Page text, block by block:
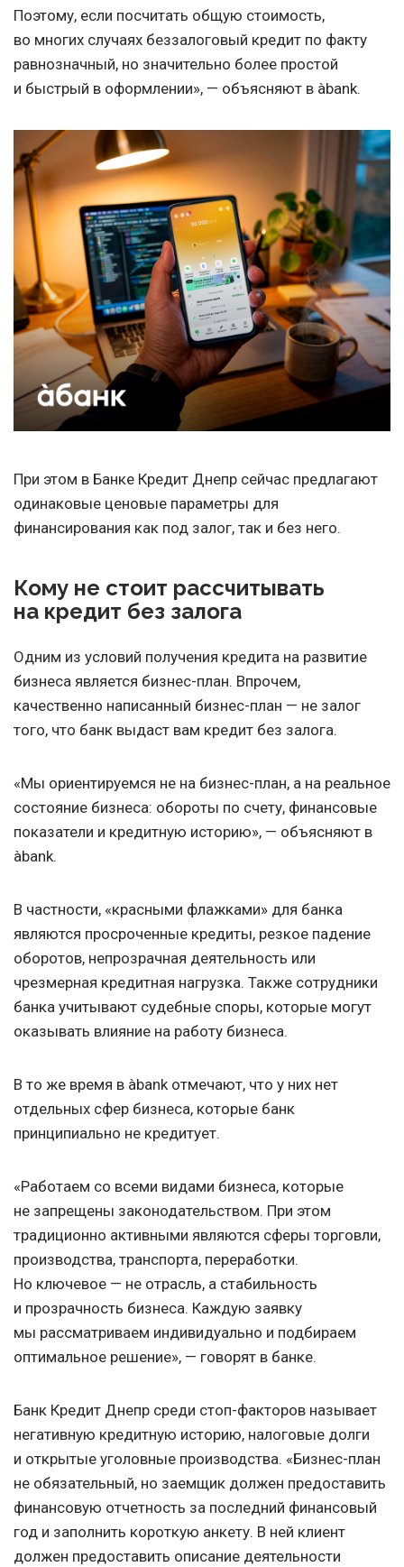
Поэтому, если посчитать общую стоимость,
во многих случаях беззалоговый кредит по факту
равнозначный, но значительно более простой
и быстрый в оформлении», — объясняют в àbank.
При этом в Банке Кредит Днепр сейчас предлагают
одинаковые ценовые параметры для
финансирования как под залог, так и без него.
Кому не стоит рассчитывать
на кредит без залога
Одним из условий получения кредита на развитие
бизнеса является бизнес-план. Впрочем,
качественно написанный бизнес-план — не залог
того, что банк выдаст вам кредит без залога.
«Мы ориентируемся не на бизнес-план, а на реальное
состояние бизнеса: обороты по счету, финансовые
показатели и кредитную историю», — объясняют в
àbank.
В частности, «красными флажками» для банка
являются просроченные кредиты, резкое падение
оборотов, непрозрачная деятельность или
чрезмерная кредитная нагрузка. Также сотрудники
банка учитывают судебные споры, которые могут
оказывать влияние на работу бизнеса.
В то же время в àbank отмечают, что у них нет
отдельных сфер бизнеса, которые банк
принципиально не кредитует.
«Работаем со всеми видами бизнеса, которые
не запрещены законодательством. При этом
традиционно активными являются сферы торговли,
производства, транспорта, переработки.
Но ключевое — не отрасль, а стабильность
и прозрачность бизнеса. Каждую заявку
мы рассматриваем индивидуально и подбираем
оптимальное решение», — говорят в банке.
Банк Кредит Днепр среди стоп-факторов называет
негативную кредитную историю, налоговые долги
и открытые уголовные производства. «Бизнес-план
не обязательный, но заемщик должен предоставить
финансовую отчетность за последний финансовый
год и заполнить короткую анкету. В ней клиент
должен предоставить описание деятельности